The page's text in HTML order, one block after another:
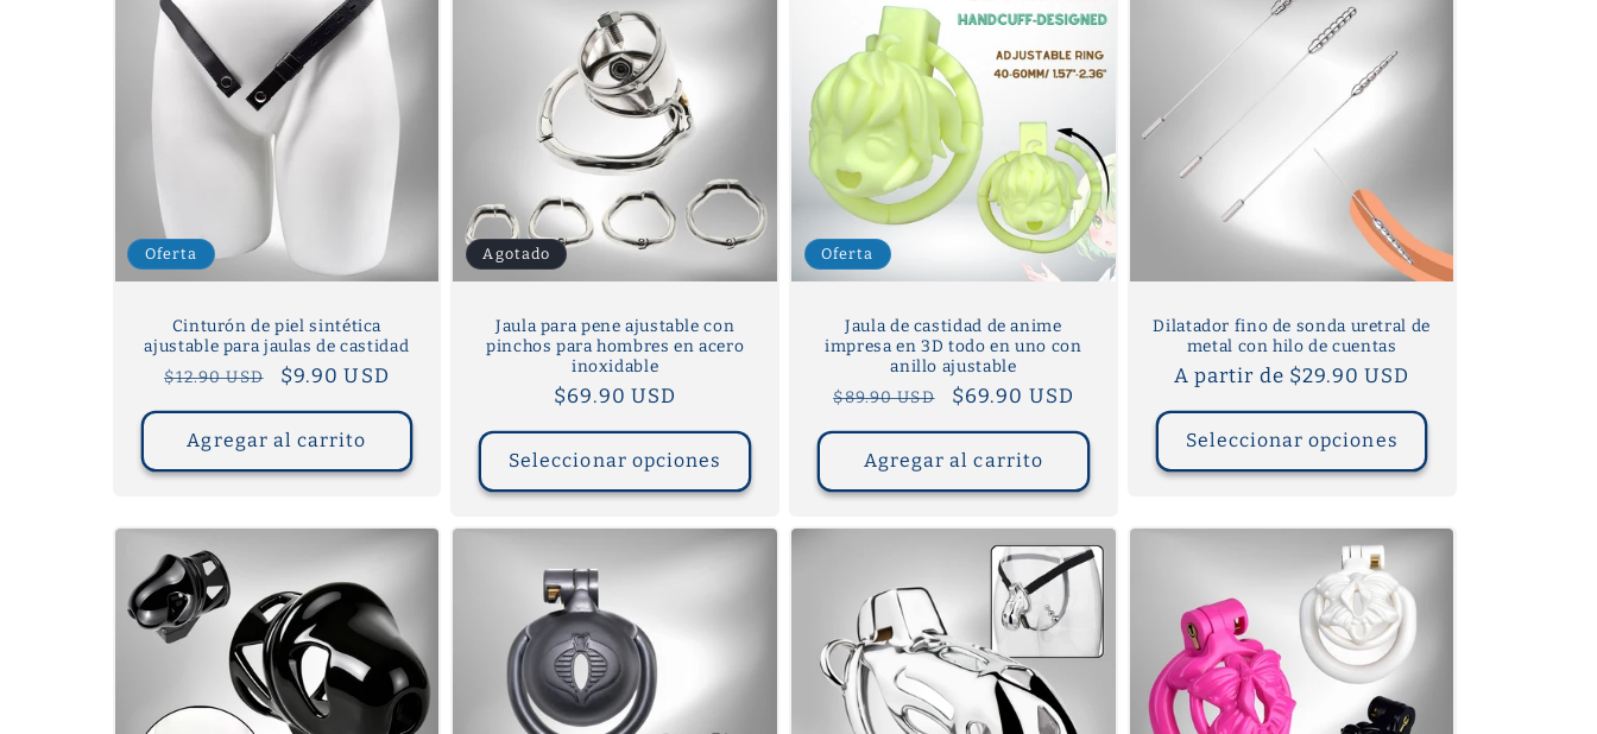
Oferta
Cinturón de piel sintética
ajustable para jaulas de castidad
Precio
$12.90 USD
Precio
oferta
$9.90 USD
Agregar al carrito
Agotado
Jaula para pene ajustable con
pinchos para hombres en acero
inoxidable
Precio
$69.90 USD
Seleccionar opciones
Oferta
Jaula de castidad de anime
impresa en 3D todo en uno con
anillo ajustable
Precio
$89.90 USD
Precio
oferta
$69.90 USD
Agregar al carrito
Dilatador fino de sonda uretral de
metal con hilo de cuentas
Precio
A partir de $29.90 USD
Seleccionar opciones